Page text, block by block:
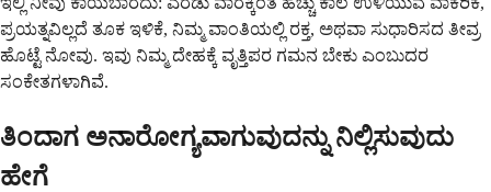
ಪ್ರಯತ್ನವಿಲ್ಲದೆ ತೂಕ ಇಳಿಕೆ, ನಿಮ್ಮ ವಾಂತಿಯಲ್ಲಿ ರಕ್ತ, ಅಥವಾ ಸುಧಾರಿಸದ ತೀವ್ರ
ಹೊಟ್ಟೆ ನೋವು. ಇವು ನಿಮ್ಮ ದೇಹಕ್ಕೆ ವೃತ್ತಿಪರ ಗಮನ ಬೇಕು ಎಂಬುದರ
ಸಂಕೇತಗಳಾಗಿವೆ.
ತಿಂದಾಗ ಅನಾರೋಗ್ಯವಾಗುವುದನ್ನು ನಿಲ್ಲಿಸುವುದು
ಹೇಗೆ